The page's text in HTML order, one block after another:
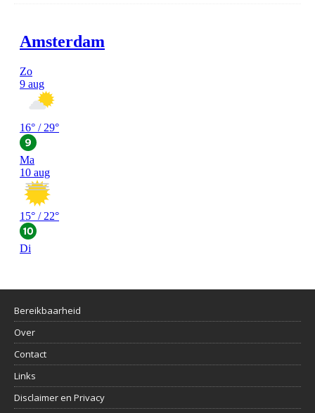
Bereikbaarheid
Over
Contact
Links
Disclaimer en Privacy